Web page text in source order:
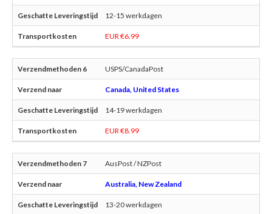
12-15 werkdagen
EUR €6.99
USPS/CanadaPost
Canada, United States
14-19 werkdagen
EUR €8.99
AusPost / NZPost
Australia, New Zealand
13-20 werkdagen